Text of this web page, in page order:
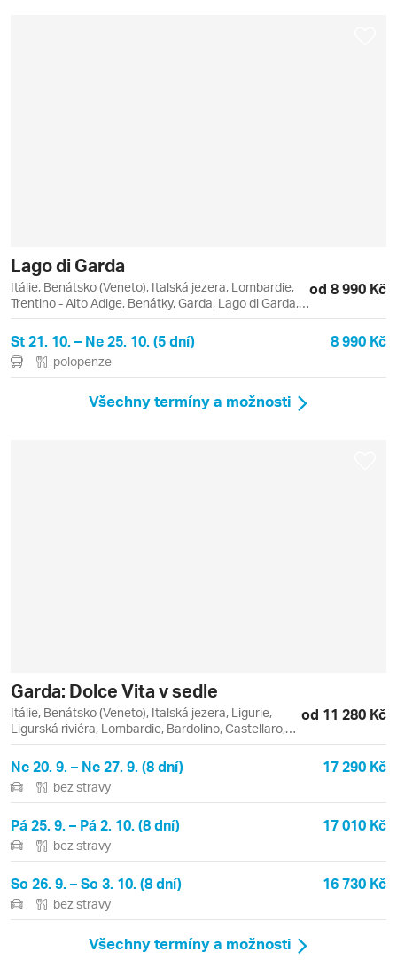
Lago di Garda
Itálie, Benátsko (Veneto), Italská jezera, Lombardie,
Trentino - Alto Adige, Benátky, Garda, Lago di Garda,
Lazise, Malcesine, Monte Baldo, Riva del Garda,
Sirmione, Verona
od 8 990 Kč
St 21. 10. – Ne 25. 10. (5 dní) 8 990 Kč
polopenze
Všechny termíny a možnosti
Garda: Dolce Vita v sedle
Itálie, Benátsko (Veneto), Italská jezera, Ligurie,
Ligurská riviéra, Lombardie, Bardolino, Castellaro,
Cisano, Desenzano del Garda, Garda, Lago di Garda,
Lazise, Peschiera del Garda, Ponti sul Mincio,
Rivoltella, Sirmione, Solferino, Verona
od 11 280 Kč
Ne 20. 9. – Ne 27. 9. (8 dní) 17 290 Kč
bez stravy
Pá 25. 9. – Pá 2. 10. (8 dní) 17 010 Kč
bez stravy
So 26. 9. – So 3. 10. (8 dní) 16 730 Kč
bez stravy
Všechny termíny a možnosti